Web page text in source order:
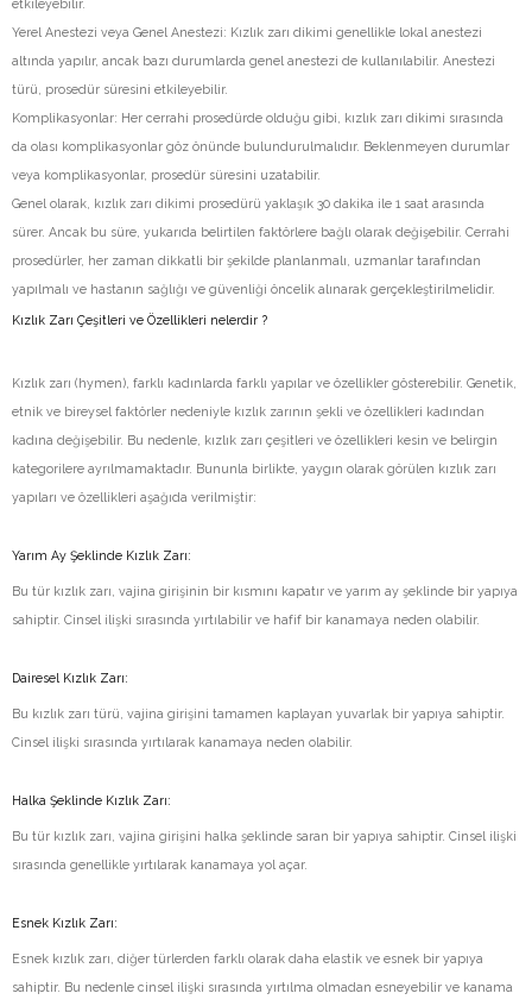
etkileyebilir.
Yerel Anestezi veya Genel Anestezi: Kızlık zarı dikimi genellikle lokal anestezi
altında yapılır, ancak bazı durumlarda genel anestezi de kullanılabilir. Anestezi
türü, prosedür süresini etkileyebilir.
Komplikasyonlar: Her cerrahi prosedürde olduğu gibi, kızlık zarı dikimi sırasında
da olası komplikasyonlar göz önünde bulundurulmalıdır. Beklenmeyen durumlar
veya komplikasyonlar, prosedür süresini uzatabilir.
Genel olarak, kızlık zarı dikimi prosedürü yaklaşık 30 dakika ile 1 saat arasında
sürer. Ancak bu süre, yukarıda belirtilen faktörlere bağlı olarak değişebilir. Cerrahi
prosedürler, her zaman dikkatli bir şekilde planlanmalı, uzmanlar tarafından
yapılmalı ve hastanın sağlığı ve güvenliği öncelik alınarak gerçekleştirilmelidir.
Kızlık Zarı Çeşitleri ve Özellikleri nelerdir ?
Kızlık zarı (hymen), farklı kadınlarda farklı yapılar ve özellikler gösterebilir. Genetik,
etnik ve bireysel faktörler nedeniyle kızlık zarının şekli ve özellikleri kadından
kadına değişebilir. Bu nedenle, kızlık zarı çeşitleri ve özellikleri kesin ve belirgin
kategorilere ayrılmamaktadır. Bununla birlikte, yaygın olarak görülen kızlık zarı
yapıları ve özellikleri aşağıda verilmiştir:
Yarım Ay Şeklinde Kızlık Zarı:
Bu tür kızlık zarı, vajina girişinin bir kısmını kapatır ve yarım ay şeklinde bir yapıya
sahiptir. Cinsel ilişki sırasında yırtılabilir ve hafif bir kanamaya neden olabilir.
Dairesel Kızlık Zarı:
Bu kızlık zarı türü, vajina girişini tamamen kaplayan yuvarlak bir yapıya sahiptir.
Cinsel ilişki sırasında yırtılarak kanamaya neden olabilir.
Halka Şeklinde Kızlık Zarı:
Bu tür kızlık zarı, vajina girişini halka şeklinde saran bir yapıya sahiptir. Cinsel ilişki
sırasında genellikle yırtılarak kanamaya yol açar.
Esnek Kızlık Zarı:
Esnek kızlık zarı, diğer türlerden farklı olarak daha elastik ve esnek bir yapıya
sahiptir. Bu nedenle cinsel ilişki sırasında yırtılma olmadan esneyebilir ve kanama